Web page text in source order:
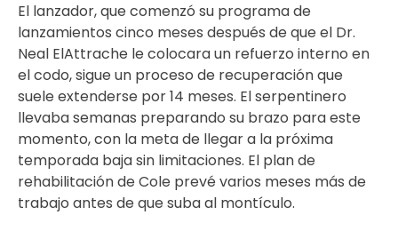
El lanzador, que comenzó su programa de
lanzamientos cinco meses después de que el Dr.
Neal ElAttrache le colocara un refuerzo interno en
el codo, sigue un proceso de recuperación que
suele extenderse por 14 meses. El serpentinero
llevaba semanas preparando su brazo para este
momento, con la meta de llegar a la próxima
temporada baja sin limitaciones. El plan de
rehabilitación de Cole prevé varios meses más de
trabajo antes de que suba al montículo.